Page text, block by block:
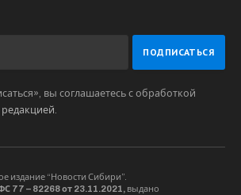
вы соглашаетесь с обработкой
редакцией.
издание “Новости Сибири”.
77 – 82268 от 23.11.2021, выдано